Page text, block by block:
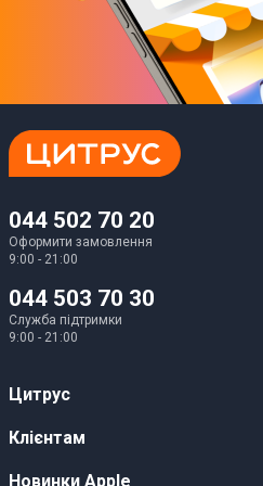
044 502 70 20
Оформити замовлення
9:00 - 21:00
044 503 70 30
Служба підтримки
9:00 - 21:00
Цитрус
Кар’єра
Клієнтам
Публічні оферти
Новинки Apple